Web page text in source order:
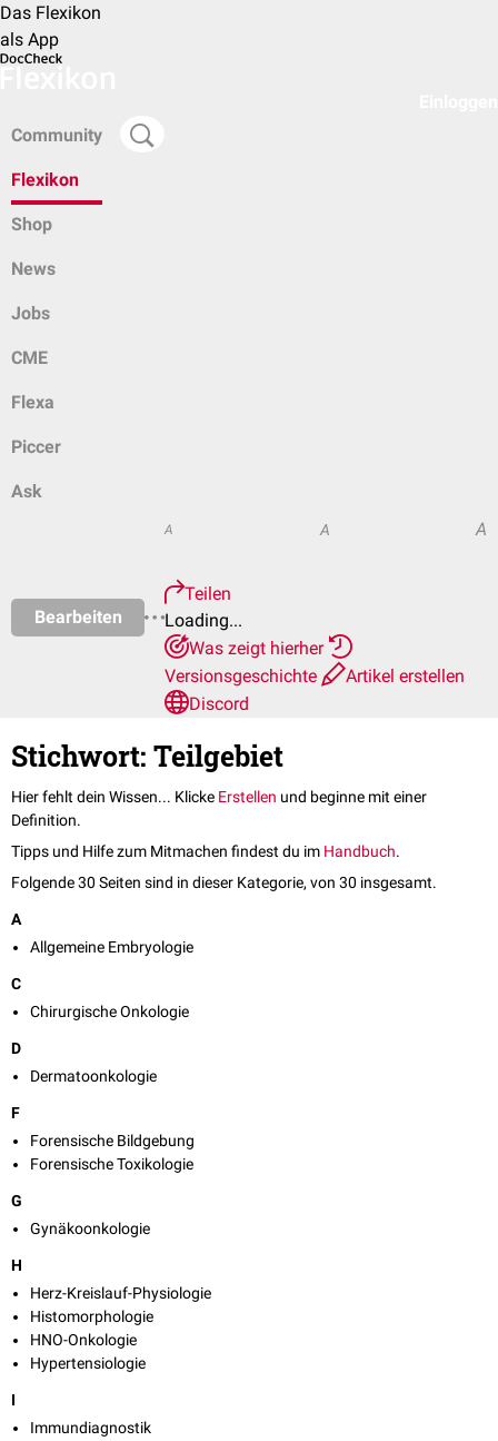
Das Flexikon
als App
Community
Flexikon
Shop
News
Jobs
CME
Flexa
Piccer
Ask
Bearbeiten
A A A
Teilen
Loading...
Was zeigt hierher
Versionsgeschichte
Artikel erstellen
Discord
Stichwort: Teilgebiet
Hier fehlt dein Wissen... Klicke Erstellen und beginne mit einer
Definition.
Tipps und Hilfe zum Mitmachen findest du im Handbuch.
Folgende 30 Seiten sind in dieser Kategorie, von 30 insgesamt.
A
Allgemeine Embryologie
C
Chirurgische Onkologie
D
Dermatoonkologie
F
Forensische Bildgebung
Forensische Toxikologie
G
Gynäkoonkologie
H
Herz-Kreislauf-Physiologie
Histomorphologie
HNO-Onkologie
Hypertensiologie
I
Immundiagnostik